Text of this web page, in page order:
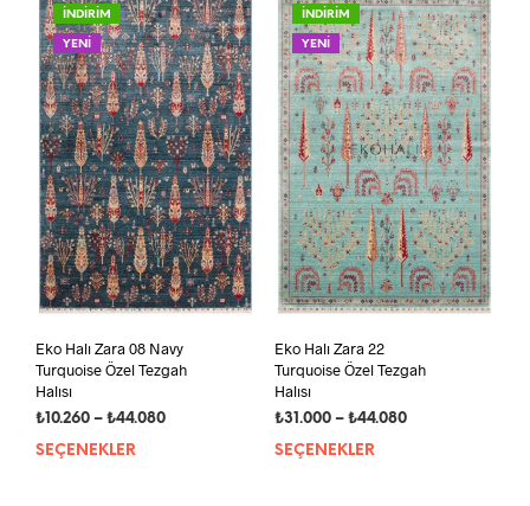
İNDİRİM
YENİ
Eko Halı Zara 08 Navy
Turquoise Özel Tezgah
Halısı
₺10.260 – ₺44.080Fiyat
SEÇENEKLER
Bu
İNDİRİM
YENİ
Eko Halı Zara 22
Turquoise Özel Tezgah
Halısı
₺31.000 – ₺44.080Fiyat
SEÇENEKLER